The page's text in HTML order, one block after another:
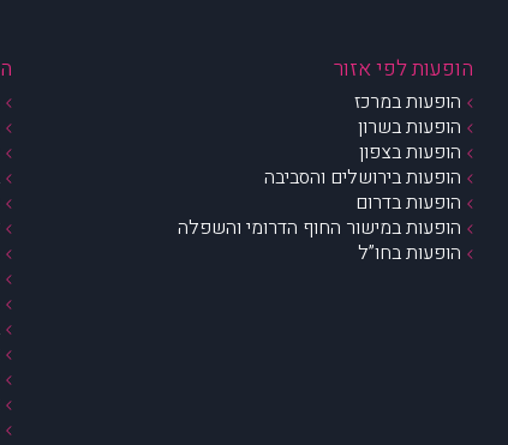
הופעות לפי אזור
הופעות במרכז
הופעות בשרון
הופעות בצפון
הופעות בירושלים והסביבה
הופעות בדרום
הופעות במישור החוף הדרומי והשפלה
הופעות בחו”ל